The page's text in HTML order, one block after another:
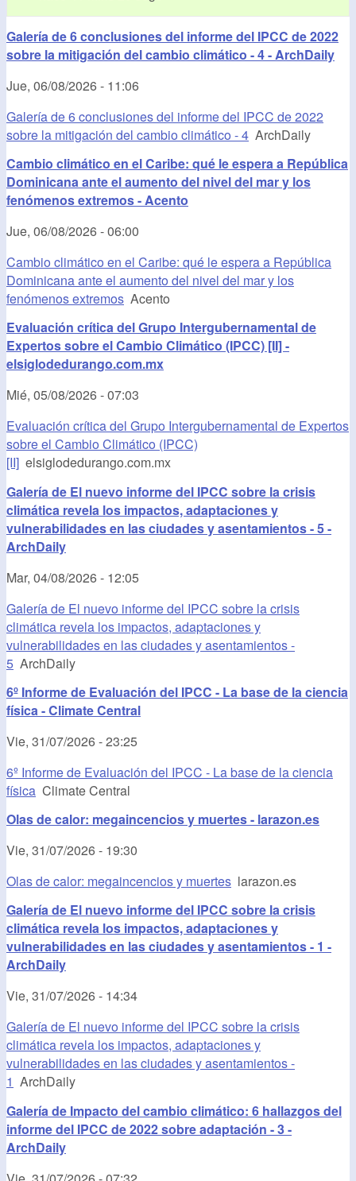
Galería de 6 conclusiones del informe del IPCC de 2022
sobre la mitigación del cambio climático - 4 - ArchDaily
Jue, 06/08/2026 - 11:06
Galería de 6 conclusiones del informe del IPCC de 2022
sobre la mitigación del cambio climático - 4 ArchDaily
Cambio climático en el Caribe: qué le espera a República
Dominicana ante el aumento del nivel del mar y los
fenómenos extremos - Acento
Jue, 06/08/2026 - 06:00
Cambio climático en el Caribe: qué le espera a República
Dominicana ante el aumento del nivel del mar y los
fenómenos extremos Acento
Evaluación crítica del Grupo Intergubernamental de
Expertos sobre el Cambio Climático (IPCC) [II] -
elsiglodedurango.com.mx
Mié, 05/08/2026 - 07:03
Evaluación crítica del Grupo Intergubernamental de Expertos
sobre el Cambio Climático (IPCC)
[II] elsiglodedurango.com.mx
Galería de El nuevo informe del IPCC sobre la crisis
climática revela los impactos, adaptaciones y
vulnerabilidades en las ciudades y asentamientos - 5 -
ArchDaily
Mar, 04/08/2026 - 12:05
Galería de El nuevo informe del IPCC sobre la crisis
climática revela los impactos, adaptaciones y
vulnerabilidades en las ciudades y asentamientos -
5 ArchDaily
6º Informe de Evaluación del IPCC - La base de la ciencia
física - Climate Central
Vie, 31/07/2026 - 23:25
6º Informe de Evaluación del IPCC - La base de la ciencia
física Climate Central
Olas de calor: megaincencios y muertes - larazon.es
Vie, 31/07/2026 - 19:30
Olas de calor: megaincencios y muertes larazon.es
Galería de El nuevo informe del IPCC sobre la crisis
climática revela los impactos, adaptaciones y
vulnerabilidades en las ciudades y asentamientos - 1 -
ArchDaily
Vie, 31/07/2026 - 14:34
Galería de El nuevo informe del IPCC sobre la crisis
climática revela los impactos, adaptaciones y
vulnerabilidades en las ciudades y asentamientos -
1 ArchDaily
Galería de Impacto del cambio climático: 6 hallazgos del
informe del IPCC de 2022 sobre adaptación - 3 -
ArchDaily